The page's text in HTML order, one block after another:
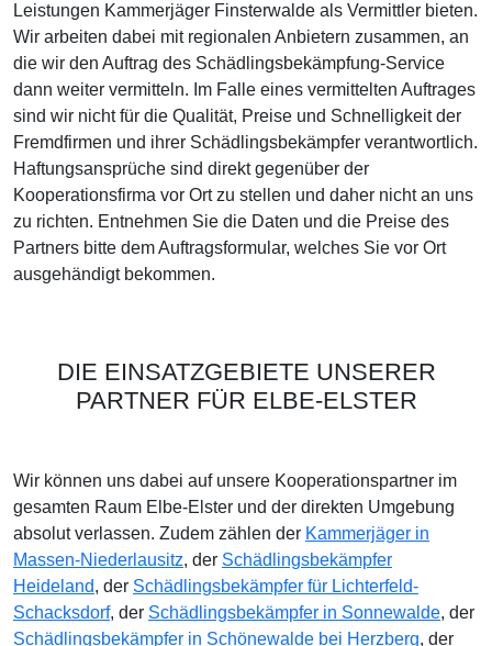
Leistungen Kammerjäger Finsterwalde als Vermittler bieten.
Wir arbeiten dabei mit regionalen Anbietern zusammen, an
die wir den Auftrag des Schädlingsbekämpfung-Service
dann weiter vermitteln. Im Falle eines vermittelten Auftrages
sind wir nicht für die Qualität, Preise und Schnelligkeit der
Fremdfirmen und ihrer Schädlingsbekämpfer verantwortlich.
Haftungsansprüche sind direkt gegenüber der
Kooperationsfirma vor Ort zu stellen und daher nicht an uns
zu richten. Entnehmen Sie die Daten und die Preise des
Partners bitte dem Auftragsformular, welches Sie vor Ort
ausgehändigt bekommen.
DIE EINSATZGEBIETE UNSERER
PARTNER FÜR ELBE-ELSTER
Wir können uns dabei auf unsere Kooperationspartner im
gesamten Raum Elbe-Elster und der direkten Umgebung
absolut verlassen. Zudem zählen der Kammerjäger in
Massen-Niederlausitz, der Schädlingsbekämpfer
Heideland, der Schädlingsbekämpfer für Lichterfeld-
Schacksdorf, der Schädlingsbekämpfer in Sonnewalde, der
Schädlingsbekämpfer in Schönewalde bei Herzberg, der